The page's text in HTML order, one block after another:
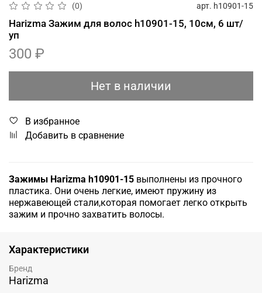
(0) арт. h10901-15
Harizma Зажим для волос h10901-15, 10см, 6 шт/
уп
300 ₽
Нет в наличии
В избранное
Добавить в сравнение
Зажимы Harizma h10901-15 выполнены из прочного
пластика. Они очень легкие, имеют пружину из
нержавеющей стали,которая помогает легко открыть
зажим и прочно захватить волосы.
Характеристики
Бренд
Harizma